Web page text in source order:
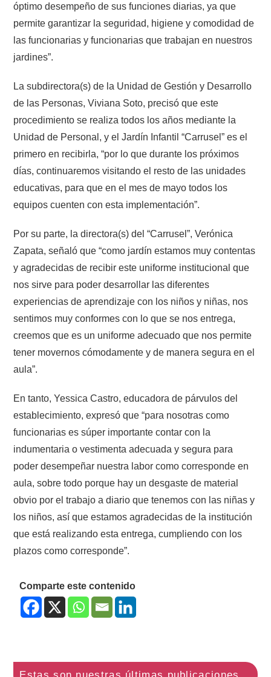
óptimo desempeño de sus funciones diarias, ya que
permite garantizar la seguridad, higiene y comodidad de
las funcionarias y funcionarias que trabajan en nuestros
jardines”.
La subdirectora(s) de la Unidad de Gestión y Desarrollo
de las Personas, Viviana Soto, precisó que este
procedimiento se realiza todos los años mediante la
Unidad de Personal, y el Jardín Infantil “Carrusel” es el
primero en recibirla, “por lo que durante los próximos
días, continuaremos visitando el resto de las unidades
educativas, para que en el mes de mayo todos los
equipos cuenten con esta implementación”.
Por su parte, la directora(s) del “Carrusel”, Verónica
Zapata, señaló que “como jardín estamos muy contentas
y agradecidas de recibir este uniforme institucional que
nos sirve para poder desarrollar las diferentes
experiencias de aprendizaje con los niños y niñas, nos
sentimos muy conformes con lo que se nos entrega,
creemos que es un uniforme adecuado que nos permite
tener movernos cómodamente y de manera segura en el
aula”.
En tanto, Yessica Castro, educadora de párvulos del
establecimiento, expresó que “para nosotras como
funcionarias es súper importante contar con la
indumentaria o vestimenta adecuada y segura para
poder desempeñar nuestra labor como corresponde en
aula, sobre todo porque hay un desgaste de material
obvio por el trabajo a diario que tenemos con las niñas y
los niños, así que estamos agradecidas de la institución
que está realizando esta entrega, cumpliendo con los
plazos como corresponde”.
Comparte este contenido